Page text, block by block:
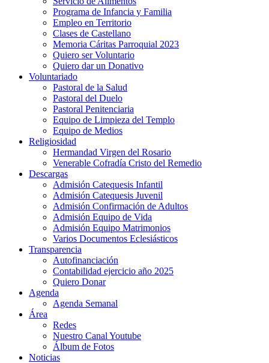
Programa de Infancia y Familia
Empleo en Territorio
Clases de Castellano
Memoria Cáritas Parroquial 2023
Quiero ser Voluntario
Quiero dar un Donativo
Voluntariado
Pastoral de la Salud
Pastoral del Duelo
Pastoral Penitenciaria
Equipo de Limpieza del Templo
Equipo de Medios
Religiosidad
Hermandad Virgen del Rosario
Venerable Cofradía Cristo del Remedio
Descargas
Admisión Catequesis Infantil
Admisión Catequesis Juvenil
Admisión Confirmación de Adultos
Admisión Equipo de Vida
Admisión Equipo Matrimonios
Varios Documentos Eclesiásticos
Transparencia
Autofinanciación
Contabilidad ejercicio año 2025
Quiero Donar
Agenda
Agenda Semanal
Área
Redes
Nuestro Canal Youtube
Álbum de Fotos
Noticias